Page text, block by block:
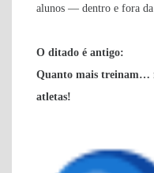
alunos — dentro e fora da
O ditado é antigo:
Quanto mais treinam…
atletas!